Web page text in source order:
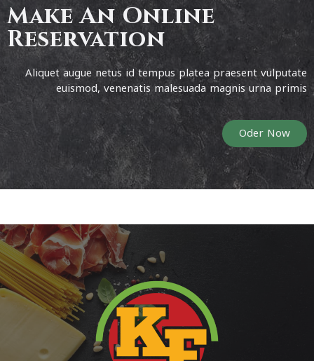
Make An Online
Reservation
Aliquet augue netus id tempus platea praesent vulputate
euismod, venenatis malesuada magnis urna primis
Oder Now